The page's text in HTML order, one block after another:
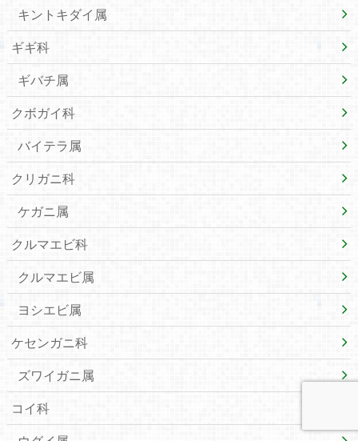
キントキダイ属
ギギ科
ギバチ属
クボガイ科
バイテラ属
クリガニ科
ケガニ属
クルマエビ科
クルマエビ属
ヨシエビ属
ケセンガニ科
ズワイガニ属
コイ科